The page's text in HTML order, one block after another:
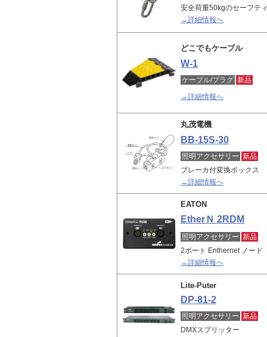
安全荷重50kgのセーフテ
→詳細情報へ
どこでもケーブル
W-1
ケーブル/プラグ 新品
→詳細情報へ
丸茂電機
BB-15S-30
照明アクセサリー 新品
ブレーカ付変換ボックス
→詳細情報へ
EATON
EtherＮ 2RDM
照明アクセサリー 新品
2ポート Enthernet ノード
→詳細情報へ
Lite-Puter
DP-81-2
照明アクセサリー 新品
DMXスプリッター